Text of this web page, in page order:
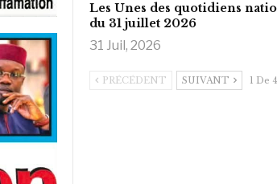
Les Unes des quotidiens
du 31 juillet 2026
31 Juil, 2026
PRÉCÉDENT SUIVANT 1 De